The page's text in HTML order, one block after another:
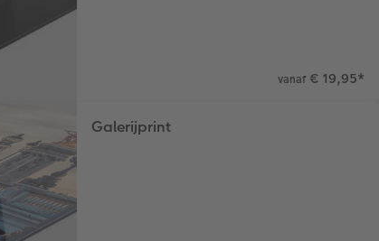
vanaf € 19,95*
Galerijprint